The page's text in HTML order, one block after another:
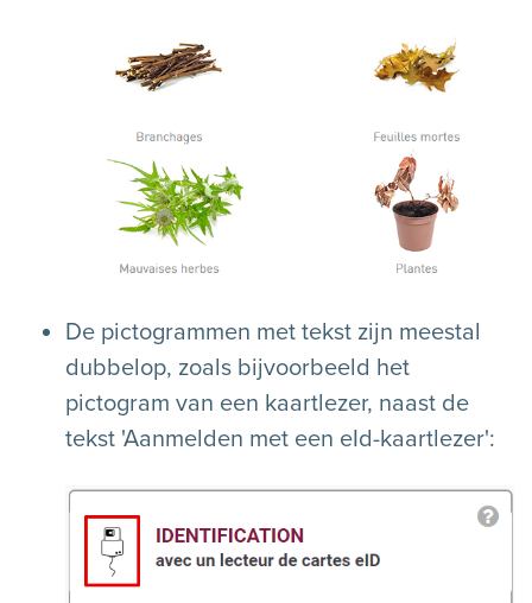
De pictogrammen met tekst zijn meestal
dubbelop, zoals bijvoorbeeld het
pictogram van een kaartlezer, naast de
tekst 'Aanmelden met een eId-kaartlezer':